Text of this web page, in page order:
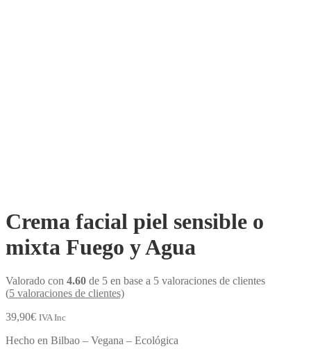
Crema facial piel sensible o
mixta Fuego y Agua
Valorado con 4.60 de 5 en base a 5 valoraciones de clientes
(5 valoraciones de clientes)
39,90€ IVA Inc
Hecho en Bilbao – Vegana – Ecológica